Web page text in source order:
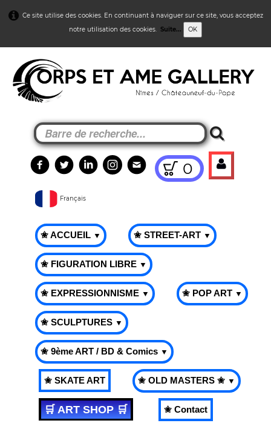
Ce site utilise des cookies. En continuant à naviguer sur ce site, vous acceptez
notre utilisation des cookies. Suite... OK
0
Français
✬ ACCUEIL ▼ ✬ STREET-ART ▼
✬ FIGURATION LIBRE ▼
✬ EXPRESSIONNISME ▼ ✬ POP ART ▼
✬ SCULPTURES ▼
✬ 9ème ART / BD & Comics ▼
✬ SKATE ART ✬ OLD MASTERS ✬ ▼
🛒 ART SHOP 🛒 ✬ Contact